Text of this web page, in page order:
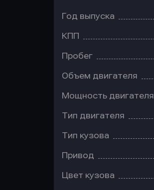
Год выпуска
КПП
Пробег
Объем двигателя
Мощность двигателя
Тип двигателя
Тип кузова
Привод
Цвет кузова